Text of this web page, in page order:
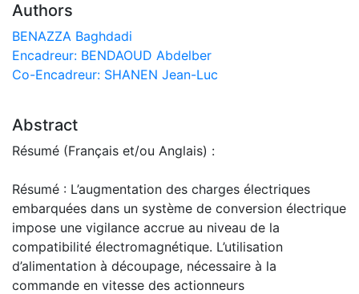
Authors
BENAZZA Baghdadi
Encadreur: BENDAOUD Abdelber
Co-Encadreur: SHANEN Jean-Luc
Abstract
Résumé (Français et/ou Anglais) :
Résumé : L’augmentation des charges électriques
embarquées dans un système de conversion électrique
impose une vigilance accrue au niveau de la
compatibilité électromagnétique. L’utilisation
d’alimentation à découpage, nécessaire à la
commande en vitesse des actionneurs